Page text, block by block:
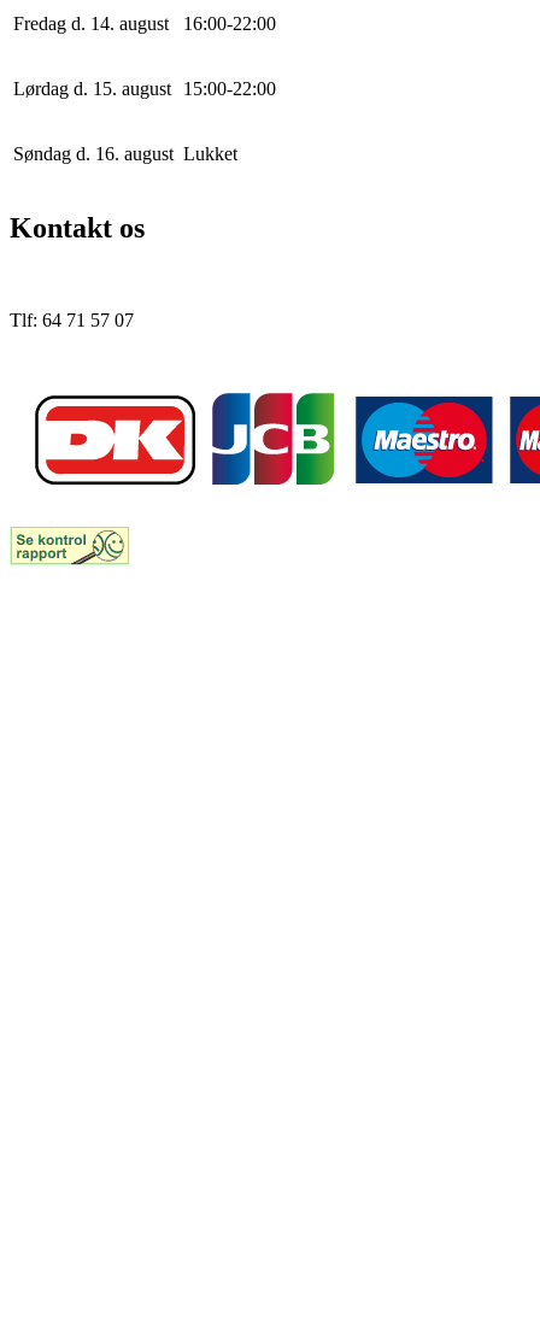
Fredag d. 14. august 16:00-22:00
Lørdag d. 15. august 15:00-22:00
Søndag d. 16. august Lukket
Kontakt os
Tlf: 64 71 57 07